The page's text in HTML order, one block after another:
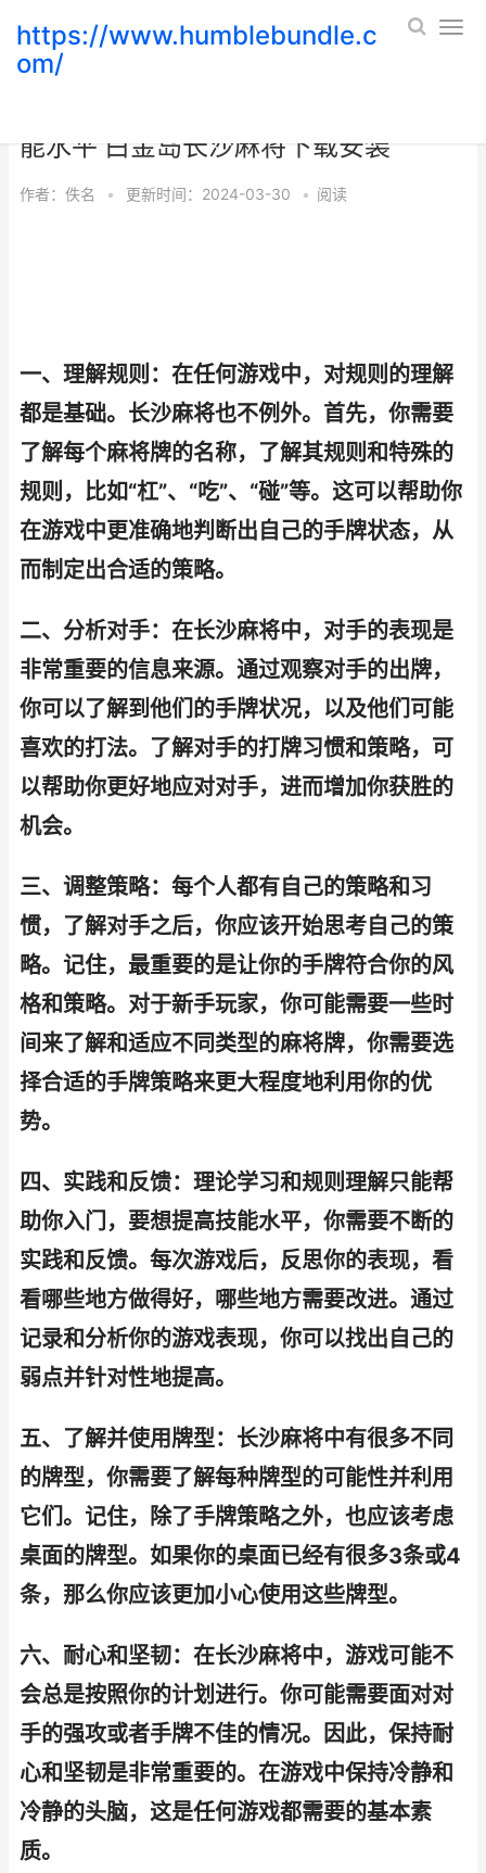
https://www.humblebundle.c
om/
能水平 白金岛长沙麻将下载安装
作者： 佚名 • 更新时间：2024-03-30 • 阅读
一、理解规则：在任何游戏中，对规则的理解
都是基础。长沙麻将也不例外。首先，你需要
了解每个麻将牌的名称，了解其规则和特殊的
规则，比如“杠”、“吃”、“碰”等。这可以帮助你
在游戏中更准确地判断出自己的手牌状态，从
而制定出合适的策略。
二、分析对手：在长沙麻将中，对手的表现是
非常重要的信息来源。通过观察对手的出牌，
你可以了解到他们的手牌状况，以及他们可能
喜欢的打法。了解对手的打牌习惯和策略，可
以帮助你更好地应对对手，进而增加你获胜的
机会。
三、调整策略：每个人都有自己的策略和习
惯，了解对手之后，你应该开始思考自己的策
略。记住，最重要的是让你的手牌符合你的风
格和策略。对于新手玩家，你可能需要一些时
间来了解和适应不同类型的麻将牌，你需要选
择合适的手牌策略来更大程度地利用你的优
势。
四、实践和反馈：理论学习和规则理解只能帮
助你入门，要想提高技能水平，你需要不断的
实践和反馈。每次游戏后，反思你的表现，看
看哪些地方做得好，哪些地方需要改进。通过
记录和分析你的游戏表现，你可以找出自己的
弱点并针对性地提高。
五、了解并使用牌型：长沙麻将中有很多不同
的牌型，你需要了解每种牌型的可能性并利用
它们。记住，除了手牌策略之外，也应该考虑
桌面的牌型。如果你的桌面已经有很多3条或4
条，那么你应该更加小心使用这些牌型。
六、耐心和坚韧：在长沙麻将中，游戏可能不
会总是按照你的计划进行。你可能需要面对对
手的强攻或者手牌不佳的情况。因此，保持耐
心和坚韧是非常重要的。在游戏中保持冷静和
冷静的头脑，这是任何游戏都需要的基本素
质。